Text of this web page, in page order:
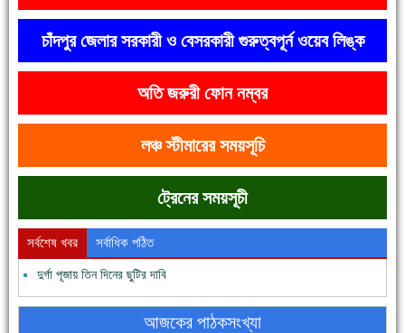
দেশে রাস্তাঘাটসহ অনেক কিছুই হয়েছে, বাড়েনি কর্মসংস্থান
ফরিদগঞ্জের ভূমিহীন ২০ পরিবার আজ নিজের পাকা ঘরে উঠছে
চাঁদপুর জেলার সরকারী ও বেসরকারী গুরুত্বপূর্ন ওয়েব লিঙ্ক
অতি জরুরী ফোন নম্বর
লঞ্চ স্টীমারের সময়সূচি
ট্রেনের সময়সূচী
সর্বশেষ খবর সর্বাধিক পঠিত
দুর্গা পূজায় তিন দিনের ছুটির দাবি
আজকের পাঠকসংখ্যা